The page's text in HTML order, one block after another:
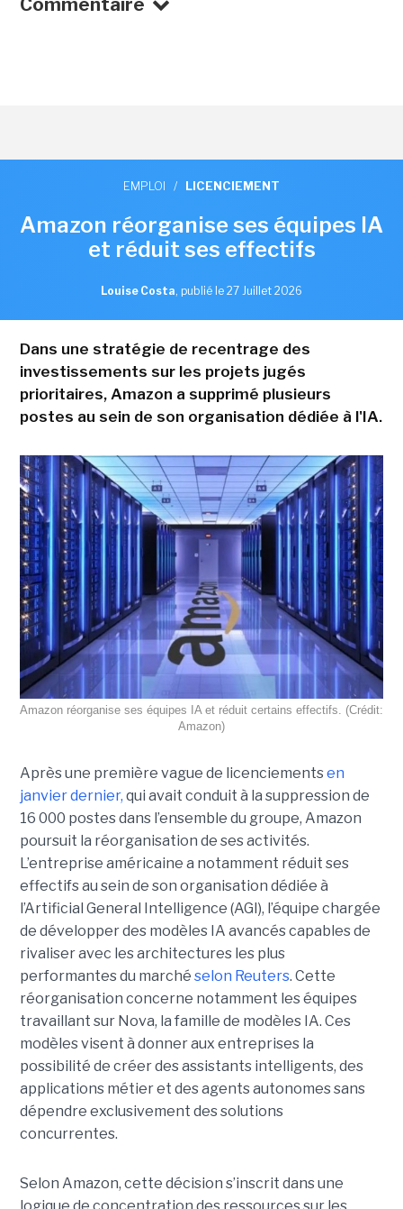
Commentaire
EMPLOI / LICENCIEMENT
Amazon réorganise ses équipes IA
et réduit ses effectifs
Louise Costa, publié le 27 Juillet 2026
Dans une stratégie de recentrage des
investissements sur les projets jugés
prioritaires, Amazon a supprimé plusieurs
postes au sein de son organisation dédiée à l'IA.
Amazon réorganise ses équipes IA et réduit certains effectifs. (Crédit:
Amazon)
Après une première vague de licenciementsen
janvier dernier, qui avait conduit à la suppression de
16 000 postes dans l’ensemble du groupe, Amazon
poursuit la réorganisation de ses activités.
L’entreprise américaine a notamment réduit ses
effectifs au sein de son organisation dédiée à
l’Artificial General Intelligence (AGI), l’équipe chargée
de développer des modèles IA avancés capables de
rivaliser avec les architectures les plus
performantes du marché selon Reuters. Cette
réorganisation concerne notamment les équipes
travaillant sur Nova, la famille de modèles IA. Ces
modèles visent à donner aux entreprises la
possibilité de créer des assistants intelligents, des
applications métier et des agents autonomes sans
dépendre exclusivement des solutions
concurrentes.
Selon Amazon, cette décision s’inscrit dans une